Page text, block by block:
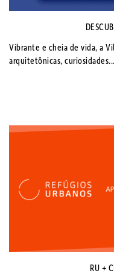
Vibrante e cheia de vida, a
arquitetônicas, curiosidades...
RU +